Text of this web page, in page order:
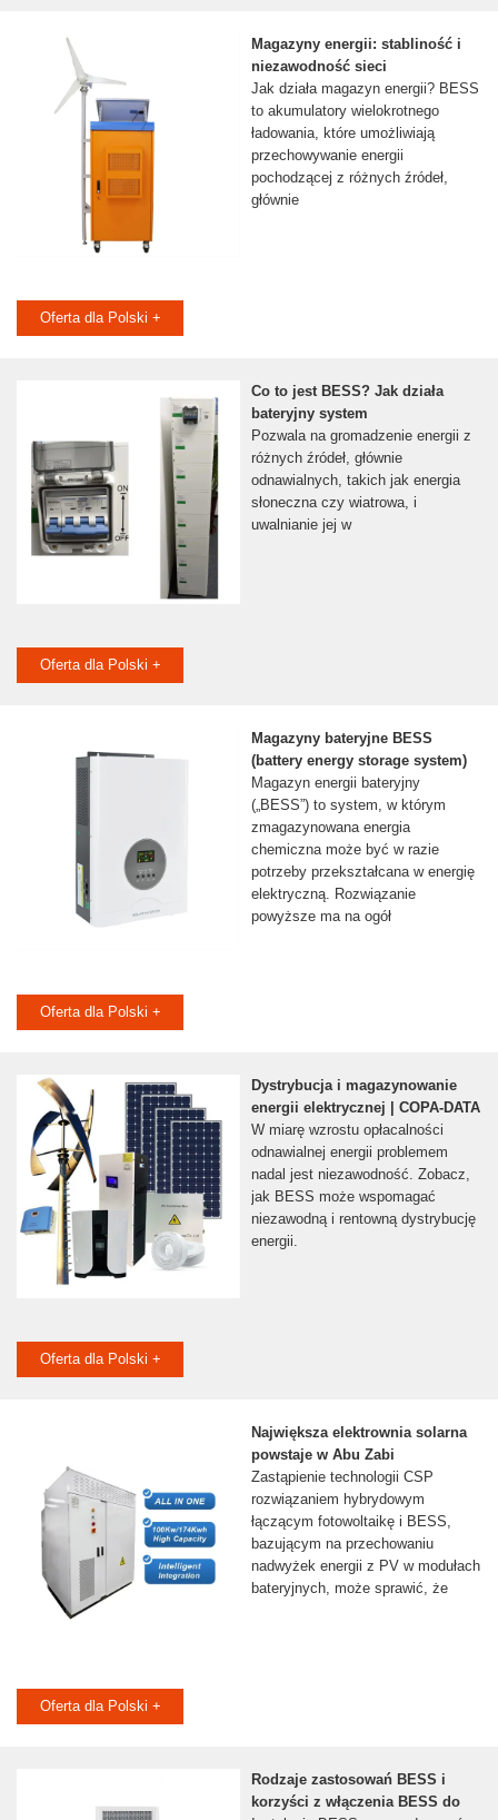
Magazyny energii: stabliność i
niezawodność sieci
Jak działa magazyn energii? BESS
to akumulatory wielokrotnego
ładowania, które umożliwiają
przechowywanie energii
pochodzącej z różnych źródeł,
głównie
Oferta dla Polski +
Co to jest BESS? Jak działa
bateryjny system
Pozwala na gromadzenie energii z
różnych źródeł, głównie
odnawialnych, takich jak energia
słoneczna czy wiatrowa, i
uwalnianie jej w
Oferta dla Polski +
Magazyny bateryjne BESS
(battery energy storage system)
Magazyn energii bateryjny
(„BESS”) to system, w którym
zmagazynowana energia
chemiczna może być w razie
potrzeby przekształcana w energię
elektryczną. Rozwiązanie
powyższe ma na ogół
Oferta dla Polski +
Dystrybucja i magazynowanie
energii elektrycznej | COPA-DATA
W miarę wzrostu opłacalności
odnawialnej energii problemem
nadal jest niezawodność. Zobacz,
jak BESS może wspomagać
niezawodną i rentowną dystrybucję
energii.
Oferta dla Polski +
Największa elektrownia solarna
powstaje w Abu Zabi
Zastąpienie technologii CSP
rozwiązaniem hybrydowym
łączącym fotowoltaikę i BESS,
bazującym na przechowaniu
nadwyżek energii z PV w modułach
bateryjnych, może sprawić, że
Oferta dla Polski +
Rodzaje zastosowań BESS i
korzyści z włączenia BESS do